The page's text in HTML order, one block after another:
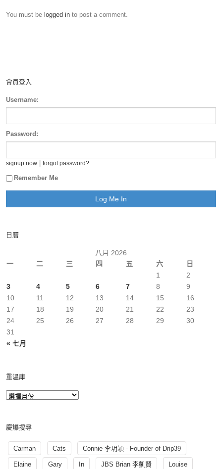
You must be logged in to post a comment.
會員登入
Username:
Password:
signup now forgot password?
Remember Me
日曆
八月 2026
一
二 三 四 五 六 日
« 七月
1
2
3
4 5 6 7 8
9
10
11 12 13 14 15
16
17
18 19 20 21 22
23
24
25 26 27 28 29
30
31
重溫庫
慶爆搜尋
Carman Cats Connie 李玥穎 - Founder of Drip39
Elaine Gary In JBS Brian 李凱賢 Louise